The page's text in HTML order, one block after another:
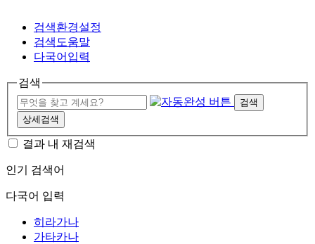
검색환경설정
검색도움말
다국어입력
검색
검색
상세검색
결과 내 재검색
인기 검색어
다국어 입력
히라가나
가타카나